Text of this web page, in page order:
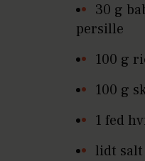
30 g
persille
100 g
100 g
1 fed
lidt salt